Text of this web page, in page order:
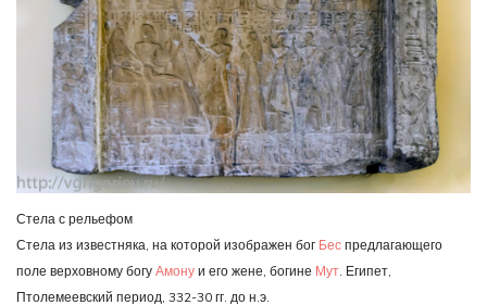
Стела с рельефом
Стела из известняка, на которой изображен бог Бес предлагающего
поле верховному богу Амону и его жене, богине Мут. Египет,
Птолемеевский период, 332-30 гг. до н.э.